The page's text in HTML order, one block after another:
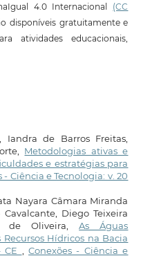
4.0 Internacional (CC
disponíveis gratuitamente e
atividades educacionais,
Iandra de Barros Freitas,
Metodologias ativas e
e estratégias para
- Ciência e Tecnologia: v. 20
Nayara Câmara Miranda
Diego Teixeira
de Oliveira,As Águas
Hídricos na Bacia
, Conexões - Ciência e